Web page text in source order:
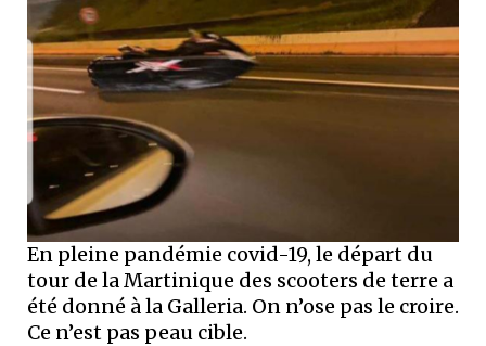
En pleine pandémie covid-19, le départ du
tour de la Martinique des scooters de terre a
été donné à la Galleria. On n’ose pas le croire.
Ce n’est pas peau cible.